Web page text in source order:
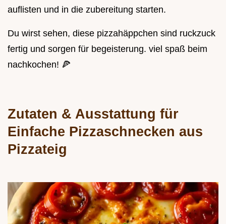
auflisten und in die zubereitung starten.
Du wirst sehen, diese pizzahäppchen sind ruckzuck
fertig und sorgen für begeisterung. viel spaß beim
nachkochen! 🍕
Zutaten & Ausstattung für
Einfache Pizzaschnecken aus
Pizzateig